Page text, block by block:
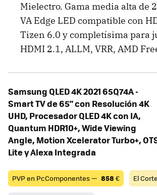
Mielectro. Gama media alta de
VA Edge LED compatible con
Tizen 6.0 y completísima para
HDMI 2.1, ALLM, VRR, AMD
Samsung QLED 4K 2021 65Q74A -
Smart TV de 65" con Resolución 4K
UHD, Procesador QLED 4K con IA,
Quantum HDR10+, Wide Viewing
Angle, Motion Xcelerator Turbo+,
Lite y Alexa Integrada
PVP en PcComponentes — 858 € El